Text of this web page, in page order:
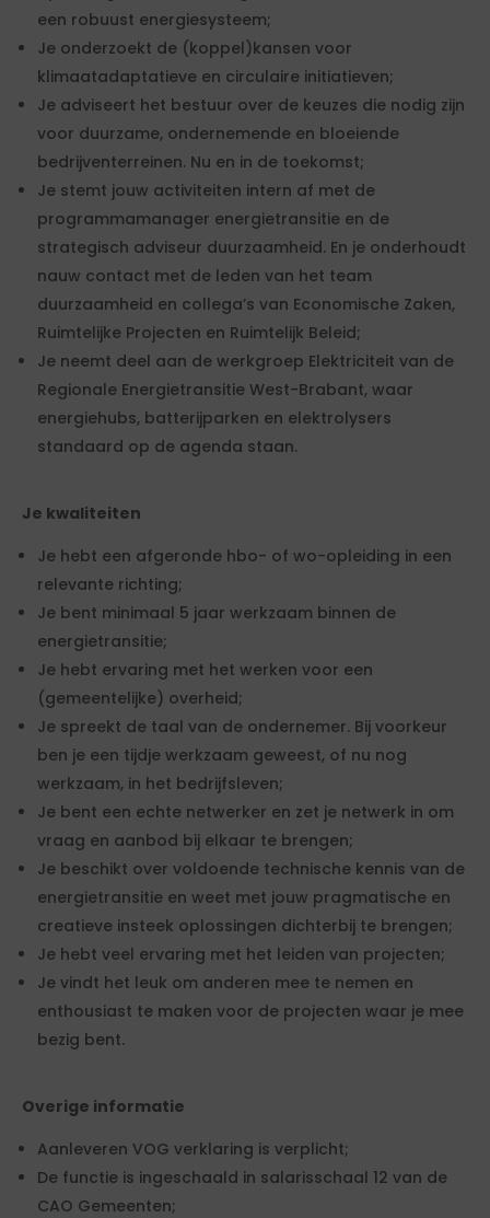
een robuust energiesysteem;
Je onderzoekt de (koppel)kansen voor
klimaatadaptatieve en circulaire initiatieven;
Je adviseert het bestuur over de keuzes die nodig zijn
voor duurzame, ondernemende en bloeiende
bedrijventerreinen. Nu en in de toekomst;
Je stemt jouw activiteiten intern af met de
programmamanager energietransitie en de
strategisch adviseur duurzaamheid. En je onderhoudt
nauw contact met de leden van het team
duurzaamheid en collega’s van Economische Zaken,
Ruimtelijke Projecten en Ruimtelijk Beleid;
Je neemt deel aan de werkgroep Elektriciteit van de
Regionale Energietransitie West-Brabant, waar
energiehubs, batterijparken en elektrolysers
standaard op de agenda staan.
Je kwaliteiten
Je hebt een afgeronde hbo- of wo-opleiding in een
relevante richting;
Je bent minimaal 5 jaar werkzaam binnen de
energietransitie;
Je hebt ervaring met het werken voor een
(gemeentelijke) overheid;
Je spreekt de taal van de ondernemer. Bij voorkeur
ben je een tijdje werkzaam geweest, of nu nog
werkzaam, in het bedrijfsleven;
Je bent een echte netwerker en zet je netwerk in om
vraag en aanbod bij elkaar te brengen;
Je beschikt over voldoende technische kennis van de
energietransitie en weet met jouw pragmatische en
creatieve insteek oplossingen dichterbij te brengen;
Je hebt veel ervaring met het leiden van projecten;
Je vindt het leuk om anderen mee te nemen en
enthousiast te maken voor de projecten waar je mee
bezig bent.
Overige informatie
Aanleveren VOG verklaring is verplicht;
De functie is ingeschaald in salarisschaal 12 van de
CAO Gemeenten;